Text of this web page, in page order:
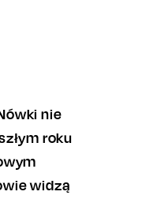
nie
roku
widzą